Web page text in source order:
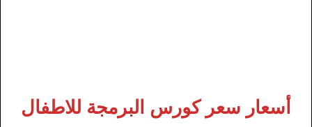
أسعار سعر كورس البرمجة للاطفال